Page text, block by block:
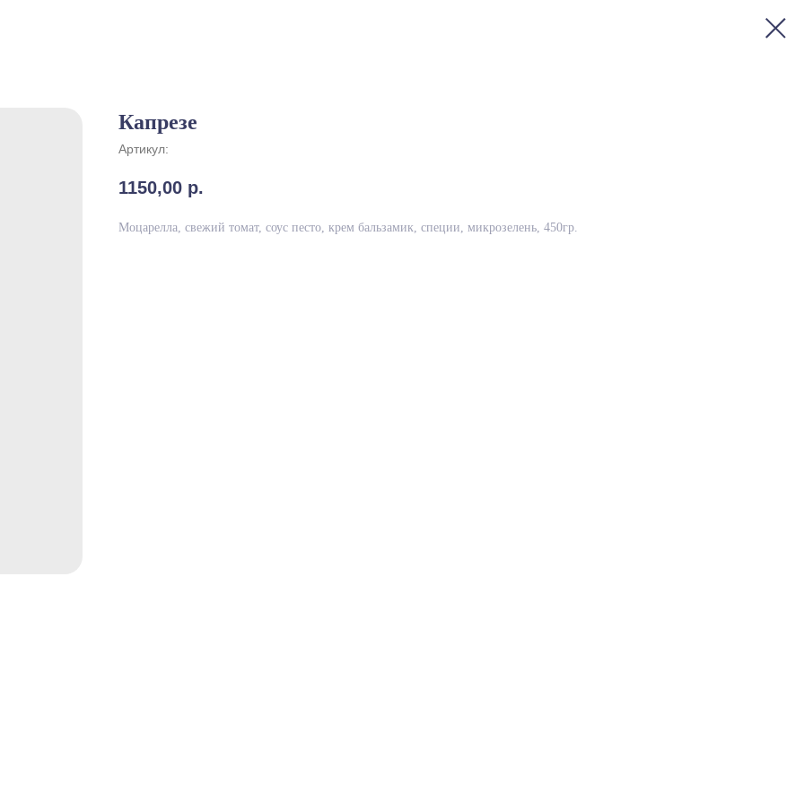
Капрезе
Артикул:
1150,00 р.
Моцарелла, свежий томат, соус песто, крем бальзамик, специи, микрозелень, 450гр.